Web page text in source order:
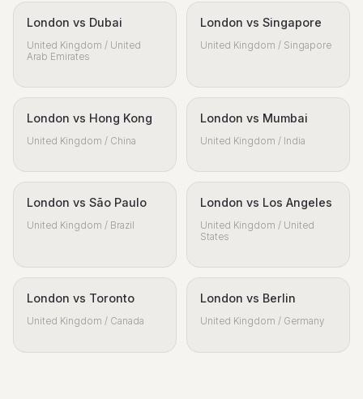
London vs Dubai
United Kingdom / United
Arab Emirates
London vs Singapore
United Kingdom / Singapore
London vs Hong Kong
United Kingdom / China
London vs Mumbai
United Kingdom / India
London vs São Paulo
United Kingdom / Brazil
London vs Los Angeles
United Kingdom / United
States
London vs Toronto
United Kingdom / Canada
London vs Berlin
United Kingdom / Germany